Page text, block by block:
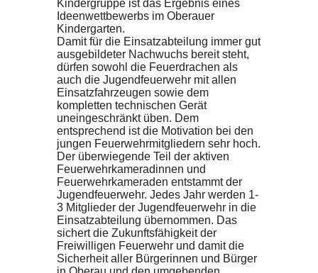
Kindergruppe ist das Ergebnis eines
Ideenwettbewerbs im Oberauer
Kindergarten.
Damit für die Einsatzabteilung immer gut
ausgebildeter Nachwuchs bereit steht,
dürfen sowohl die Feuerdrachen als
auch die Jugendfeuerwehr mit allen
Einsatzfahrzeugen sowie dem
kompletten technischen Gerät
uneingeschränkt üben. Dem
entsprechend ist die Motivation bei den
jungen Feuerwehrmitgliedern sehr hoch.
Der überwiegende Teil der aktiven
Feuerwehrkameradinnen und
Feuerwehrkameraden entstammt der
Jugendfeuerwehr. Jedes Jahr werden 1-
3 Mitglieder der Jugendfeuerwehr in die
Einsatzabteilung übernommen. Das
sichert die Zukunftsfähigkeit der
Freiwilligen Feuerwehr und damit die
Sicherheit aller Bürgerinnen und Bürger